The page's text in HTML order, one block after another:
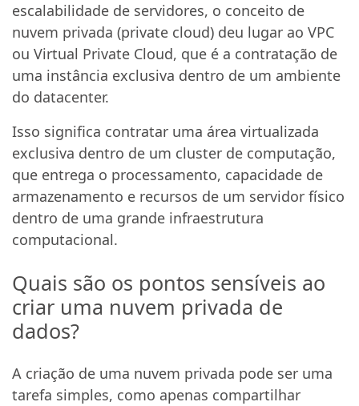
escalabilidade de servidores, o conceito de
nuvem privada (private cloud) deu lugar ao VPC
ou Virtual Private Cloud, que é a contratação de
uma instância exclusiva dentro de um ambiente
do datacenter.
Isso significa contratar uma área virtualizada
exclusiva dentro de um cluster de computação,
que entrega o processamento, capacidade de
armazenamento e recursos de um servidor físico
dentro de uma grande infraestrutura
computacional.
Quais são os pontos sensíveis ao
criar uma nuvem privada de
dados?
A criação de uma nuvem privada pode ser uma
tarefa simples, como apenas compartilhar